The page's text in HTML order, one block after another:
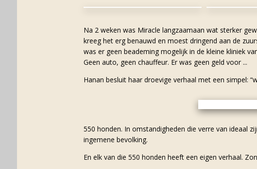
Na 2 weken was Miracle langzaamaan wat sterker
kreeg het erg benauwd en moest dringend aan de
was er geen beademing mogelijk in de kleine kliniek
Geen auto, geen chauffeur. Er was geen geld voor ...
Hanan besluit haar droevige verhaal met een simpel:
550 honden. In omstandigheden die verre van ideaal
ingemene bevolking.
En elk van die 550 honden heeft een eigen verhaal.